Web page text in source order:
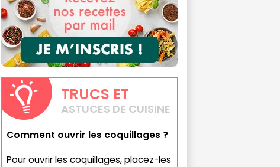
TRUCS ET
ASTUCES DE CUISINE
Comment ouvrir les coquillages ?
Pour ouvrir les coquillages, placez-les